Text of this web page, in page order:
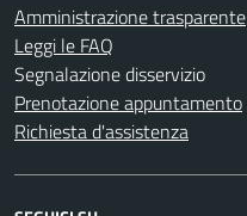
Amministrazione trasparente
Leggi le FAQ
Segnalazione disservizio
Prenotazione appuntamento
Richiesta d'assistenza